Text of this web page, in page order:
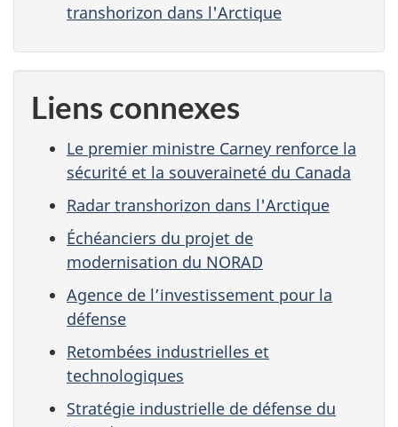
transhorizon dans l'Arctique
Liens connexes
Le premier ministre Carney renforce la
sécurité et la souveraineté du Canada
Radar transhorizon dans l'Arctique
Échéanciers du projet de
modernisation du NORAD
Agence de l’investissement pour la
défense
Retombées industrielles et
technologiques
Stratégie industrielle de défense du